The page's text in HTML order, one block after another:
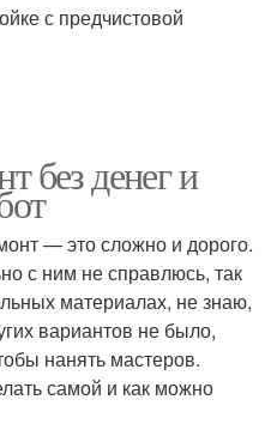
с предчистовой
без денег и
— это сложно и дорого.
с ним не справлюсь, так
материалах, не знаю,
вариантов не было,
нанять мастеров.
самой и как можно